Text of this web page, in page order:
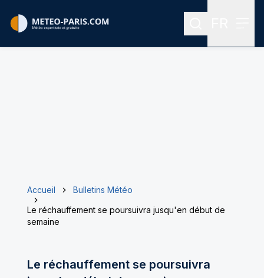
Rechercher
Accueil
Bulletins Météo
Le réchauffement se poursuivra jusqu'en début de
semaine
Le réchauffement se poursuivra